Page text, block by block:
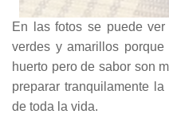
En las fotos se puede
verdes y amarillos
huerto pero de sabor son
preparar tranquilamente
de toda la vida.